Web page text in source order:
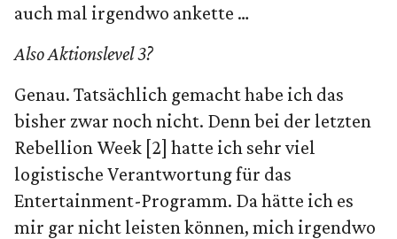
auch mal irgendwo ankette …
Also Aktionslevel 3?
Genau. Tatsächlich gemacht habe ich das
bisher zwar noch nicht. Denn bei der letzten
Rebellion Week [2] hatte ich sehr viel
logistische Verantwortung für das
Entertainment-Programm. Da hätte ich es
mir gar nicht leisten können, mich irgendwo